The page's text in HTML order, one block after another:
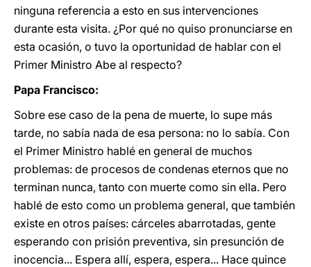
ninguna referencia a esto en sus intervenciones
durante esta visita. ¿Por qué no quiso pronunciarse en
esta ocasión, o tuvo la oportunidad de hablar con el
Primer Ministro Abe al respecto?
Papa Francisco:
Sobre ese caso de la pena de muerte, lo supe más
tarde, no sabía nada de esa persona: no lo sabía. Con
el Primer Ministro hablé en general de muchos
problemas: de procesos de condenas eternos que no
terminan nunca, tanto con muerte como sin ella. Pero
hablé de esto como un problema general, que también
existe en otros países: cárceles abarrotadas, gente
esperando con prisión preventiva, sin presunción de
inocencia... Espera allí, espera, espera... Hace quince